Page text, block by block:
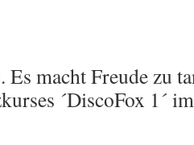
Es macht Freude zu
´DiscoFox 1´